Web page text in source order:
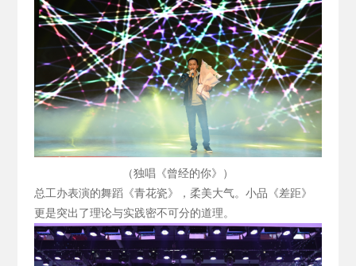
（独唱《曾经的你》）
总工办表演的舞蹈《青花瓷》，柔美大气。小品《差距》
更是突出了理论与实践密不可分的道理。